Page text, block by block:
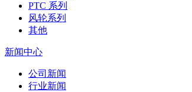
PTC 系列
风轮系列
其他
新闻中心
公司新闻
行业新闻